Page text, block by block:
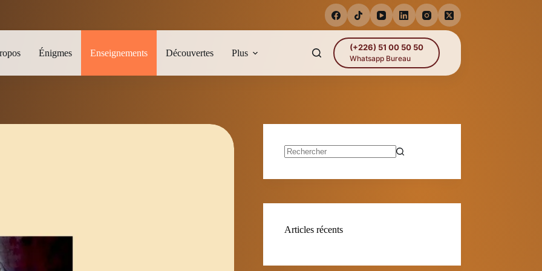
Énigmes Enseignements Découvertes Plus
(+226) 51 00 50 50
Whatsapp Bureau
Articles récents